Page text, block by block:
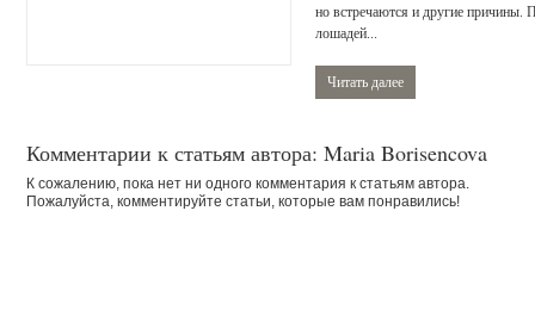
но встречаются и другие причины.
лошадей...
Читать далее
Комментарии к статьям автора: Maria Borisencova
К сожалению, пока нет ни одного комментария к статьям автора.
Пожалуйста, комментируйте статьи, которые вам понравились!